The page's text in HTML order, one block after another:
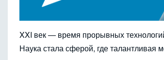
XXI век — время прорывных
Наука стала сферой, где талантливая